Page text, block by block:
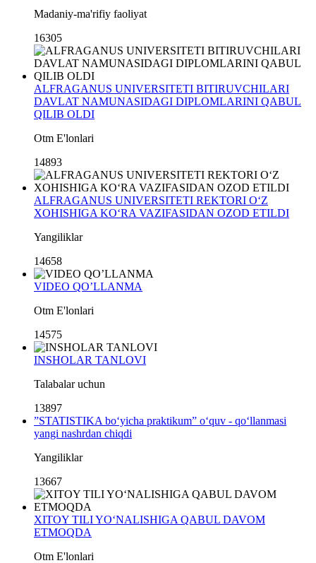
Madaniy-ma'rifiy faoliyat
16305
ALFRAGANUS UNIVERSITETI BITIRUVCHILARI
DAVLAT NAMUNASIDAGI DIPLOMLARINI QABUL
QILIB OLDI
Otm E'lonlari
14893
ALFRAGANUS UNIVERSITETI REKTORI O‘Z
XOHISHIGA KO‘RA VAZIFASIDAN OZOD ETILDI
Yangiliklar
14658
VIDEO QO’LLANMA
Otm E'lonlari
14575
INSHOLAR TANLOVI
Talabalar uchun
13897
”STATISTIKA bo‘yicha praktikum” o‘quv - qo‘llanmasi
yangi nashrdan chiqdi
Yangiliklar
13667
XITOY TILI YO‘NALISHIGA QABUL DAVOM
ETMOQDA
Otm E'lonlari